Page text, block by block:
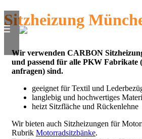
Sitzheizung
Wir verwenden CARBON
und passend für alle PKW Fabrikate
anfragen) sind.
geeignet für Textil und
langlebig und hochwertiges
heizt Sitzfläche und Rückenlehne
Wir bieten auch Sitzheizungen für
Rubrik Motorradsitzbänke.